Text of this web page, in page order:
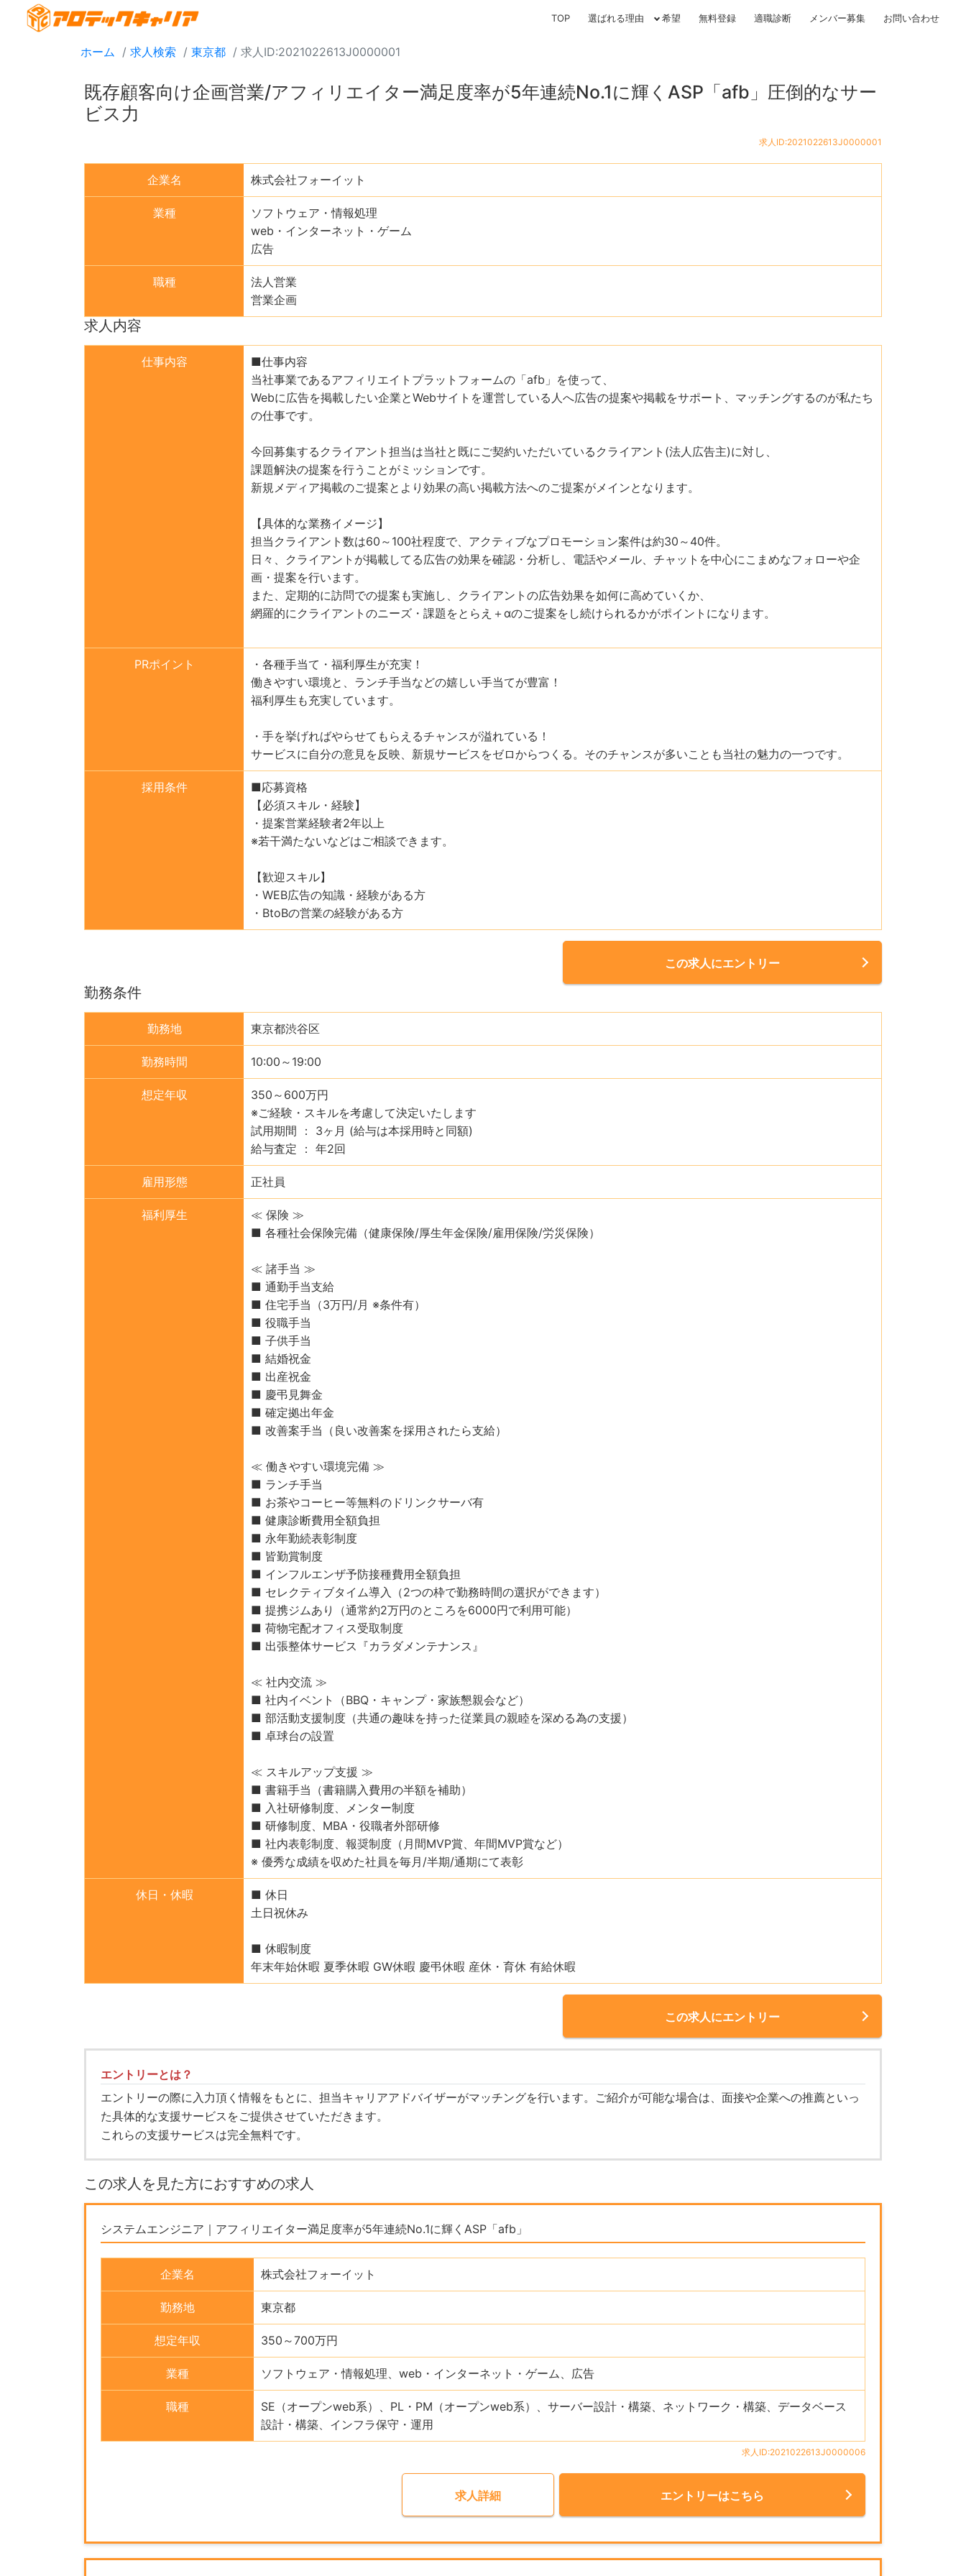
TOP 選ばれる理由 希望 無料登録 適職診断 メンバー募集 お問い合わせ
ホーム 求人検索 東京都 求人ID:2021022613J0000001
既存顧客向け企画営業/アフィリエイター満足度率が5年連続No.1に輝くASP「afb」圧倒的なサー
ビス力
求人ID:2021022613J0000001
企業名 株式会社フォーイット
業種
ソフトウェア・情報処理
web・インターネット・ゲーム
広告
職種
法人営業
営業企画
求人内容
仕事内容
■仕事内容
当社事業であるアフィリエイトプラットフォームの「afb」を使って、
Webに広告を掲載したい企業とWebサイトを運営している人へ広告の提案や掲載をサポート、マッチングするのが私たち
の仕事です。
今回募集するクライアント担当は当社と既にご契約いただいているクライアント(法人広告主)に対し、
課題解決の提案を行うことがミッションです。
新規メディア掲載のご提案とより効果の高い掲載方法へのご提案がメインとなります。
【具体的な業務イメージ】
担当クライアント数は60～100社程度で、アクティブなプロモーション案件は約30～40件。
日々、クライアントが掲載してる広告の効果を確認・分析し、電話やメール、チャットを中心にこまめなフォローや企
画・提案を行います。
また、定期的に訪問での提案も実施し、クライアントの広告効果を如何に高めていくか、
網羅的にクライアントのニーズ・課題をとらえ＋αのご提案をし続けられるかがポイントになります。
PRポイント
・各種手当て・福利厚生が充実！
働きやすい環境と、ランチ手当などの嬉しい手当てが豊富！
福利厚生も充実しています。
・手を挙げればやらせてもらえるチャンスが溢れている！
サービスに自分の意見を反映、新規サービスをゼロからつくる。そのチャンスが多いことも当社の魅力の一つです。
採用条件
■応募資格
【必須スキル・経験】
・提案営業経験者2年以上
※若干満たないなどはご相談できます。
【歓迎スキル】
・WEB広告の知識・経験がある方
・BtoBの営業の経験がある方
この求人にエントリー
勤務条件
勤務地 東京都渋谷区
勤務時間 10:00～19:00
想定年収
350～600万円
※ご経験・スキルを考慮して決定いたします
試用期間 ： 3ヶ月 (給与は本採用時と同額)
給与査定 ： 年2回
雇用形態 正社員
福利厚生
≪ 保険 ≫
■ 各種社会保険完備（健康保険/厚生年金保険/雇用保険/労災保険）
≪ 諸手当 ≫
■ 通勤手当支給
■ 住宅手当（3万円/月 ※条件有）
■ 役職手当
■ 子供手当
■ 結婚祝金
■ 出産祝金
■ 慶弔見舞金
■ 確定拠出年金
■ 改善案手当（良い改善案を採用されたら支給）
≪ 働きやすい環境完備 ≫
■ ランチ手当
■ お茶やコーヒー等無料のドリンクサーバ有
■ 健康診断費用全額負担
■ 永年勤続表彰制度
■ 皆勤賞制度
■ インフルエンザ予防接種費用全額負担
■ セレクティブタイム導入（2つの枠で勤務時間の選択ができます）
■ 提携ジムあり（通常約2万円のところを6000円で利用可能）
■ 荷物宅配オフィス受取制度
■ 出張整体サービス『カラダメンテナンス』
≪ 社内交流 ≫
■ 社内イベント（BBQ・キャンプ・家族懇親会など）
■ 部活動支援制度（共通の趣味を持った従業員の親睦を深める為の支援）
■ 卓球台の設置
≪ スキルアップ支援 ≫
■ 書籍手当（書籍購入費用の半額を補助）
■ 入社研修制度、メンター制度
■ 研修制度、MBA・役職者外部研修
■ 社内表彰制度、報奨制度（月間MVP賞、年間MVP賞など）
※ 優秀な成績を収めた社員を毎月/半期/通期にて表彰
休日・休暇
■ 休日
土日祝休み
■ 休暇制度
年末年始休暇 夏季休暇 GW休暇 慶弔休暇 産休・育休 有給休暇
この求人にエントリー
エントリーとは？
エントリーの際に入力頂く情報をもとに、担当キャリアアドバイザーがマッチングを行います。ご紹介が可能な場合は、面接や企業への推薦といっ
た具体的な支援サービスをご提供させていただきます。
これらの支援サービスは完全無料です。
この求人を見た方におすすめの求人
システムエンジニア｜アフィリエイター満足度率が5年連続No.1に輝くASP「afb」
企業名 株式会社フォーイット
勤務地 東京都
想定年収 350～700万円
業種 ソフトウェア・情報処理、web・インターネット・ゲーム、広告
職種
SE（オープンweb系）、PL・PM（オープンweb系）、サーバー設計・構築、ネットワーク・構築、データベース
設計・構築、インフラ保守・運用
求人ID:2021022613J0000006
求人詳細 エントリーはこちら